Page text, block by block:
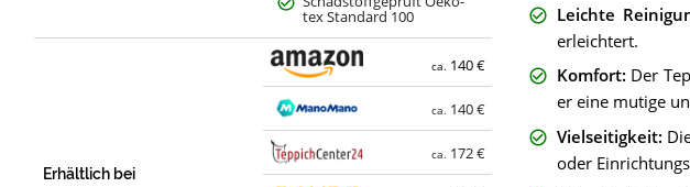
tex Standard 100
Erhältlich bei
ca. 140 €
ca. 140 €
ca. 172 €
Leichte
erleichtert.
Komfort: Der
er eine mutige
Vielseitigkeit:
oder